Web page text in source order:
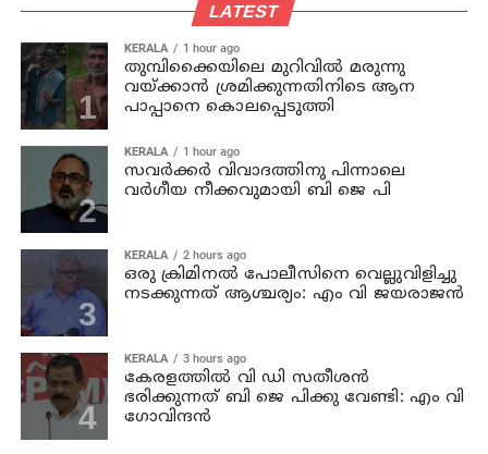
LATEST
KERALA 1 hour ago
തുമ്പിക്കൈയിലെ മുറിവില്‍ മരുന്നു
വയ്ക്കാന്‍ ശ്രമിക്കുന്നതിനിടെ ആന
പാപ്പാനെ കൊലപ്പെടുത്തി
KERALA 1 hour ago
സവര്‍ക്കര്‍ വിവാദത്തിനു പിന്നാലെ
വര്‍ഗീയ നീക്കവുമായി ബി ജെ പി
KERALA 2 hours ago
ഒരു ക്രിമിനല്‍ പോലീസിനെ വെല്ലുവിളിച്ചു
നടക്കുന്നത് ആശ്ചര്യം: എം വി ജയരാജന്‍
KERALA 3 hours ago
കേരളത്തില്‍ വി ഡി സതീശന്‍
ഭരിക്കുന്നത് ബി ജെ പിക്കു വേണ്ടി: എം വി
ഗോവിന്ദന്‍